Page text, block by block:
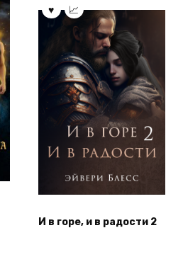
И в горе, и в радости 2